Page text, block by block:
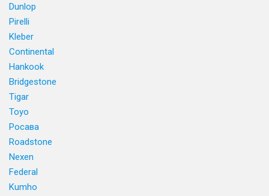
Dunlop
Pirelli
Kleber
Continental
Hankook
Bridgestone
Tigar
Toyo
Росава
Roadstone
Nexen
Federal
Kumho